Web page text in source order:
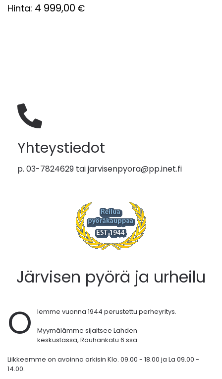
Hinta: 4 999,00 €
Yhteystiedot
p. 03-7824629 taijarvisenpyora@pp.inet.fi
Järvisen pyörä ja urheilu
O
lemme vuonna 1944 perustettu perheyritys.
Myymälämme sijaitsee Lahden
keskustassa, Rauhankatu 6:ssa.
Liikkeemme on avoinna arkisin Klo. 09.00 - 18.00 ja La 09.00 -
14.00.